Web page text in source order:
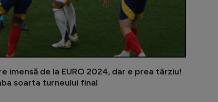
imensă de la EURO 2024, dar e prea târziu!
soarta turneului final